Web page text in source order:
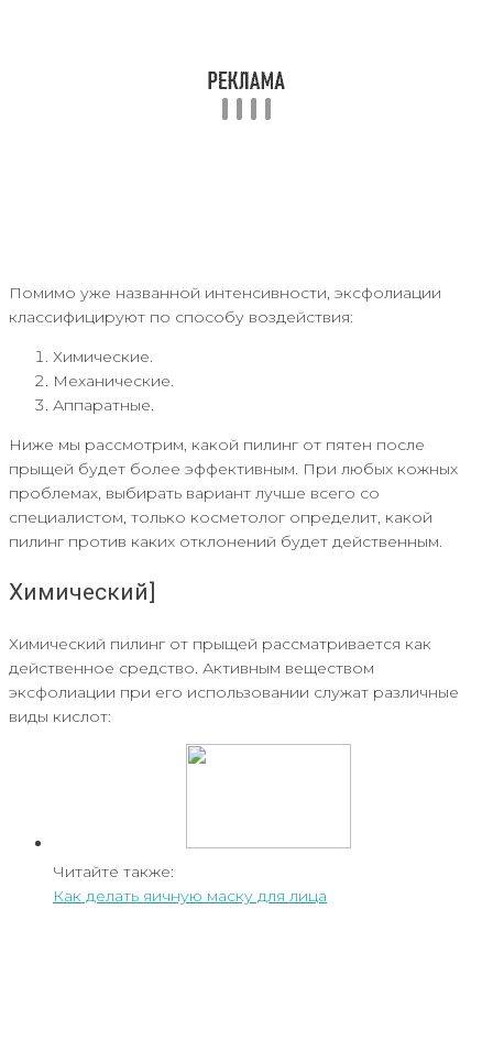
Помимо уже названной интенсивности, эксфолиации
классифицируют по способу воздействия:
Химические.
Механические.
Аппаратные.
Ниже мы рассмотрим, какой пилинг от пятен после
прыщей будет более эффективным. При любых кожных
проблемах, выбирать вариант лучше всего со
специалистом, только косметолог определит, какой
пилинг против каких отклонений будет действенным.
Химический]
Химический пилинг от прыщей рассматривается как
действенное средство. Активным веществом
эксфолиации при его использовании служат различные
виды кислот:
Читайте также:
Как делать яичную маску для лица